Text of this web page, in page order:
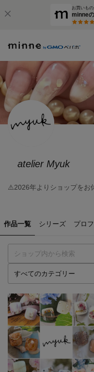
お買いも
minne
atelier Myuk
⚠️2026年よりショップをお
作品一覧 シリーズ プロ